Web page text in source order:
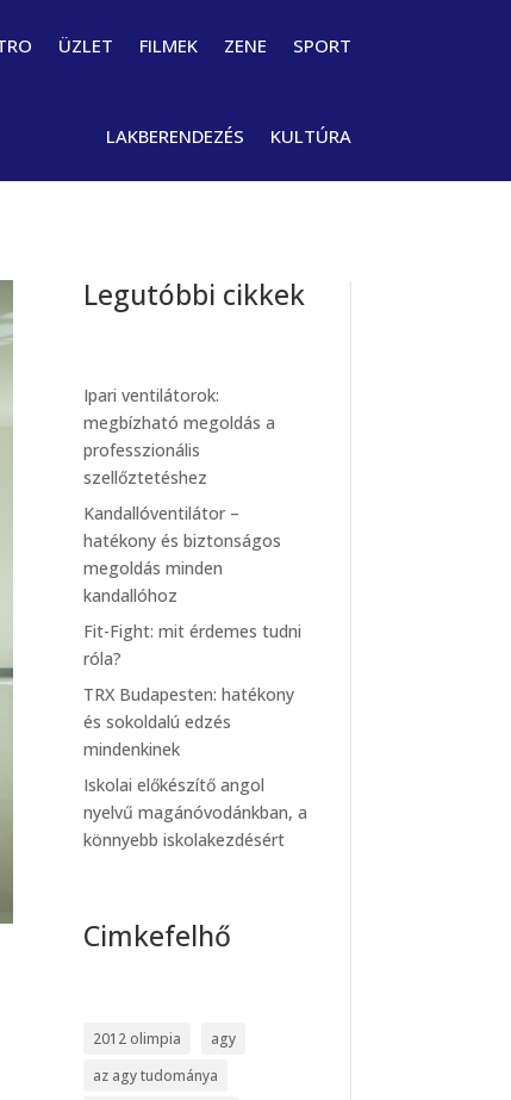
ÜZLET FILMEK ZENE SPORT
LAKBERENDEZÉS KULTÚRA
Legutóbbi cikkek
Ipari ventilátorok:
megbízható megoldás a
professzionális
szellőztetéshez
Kandallóventilátor –
hatékony és biztonságos
megoldás minden
kandallóhoz
Fit-Fight: mit érdemes tudni
róla?
TRX Budapesten: hatékony
és sokoldalú edzés
mindenkinek
Iskolai előkészítő angol
nyelvű magánóvodánkban, a
könnyebb iskolakezdésért
Cimkefelhő
2012 olimpia
agy
az agy tudománya